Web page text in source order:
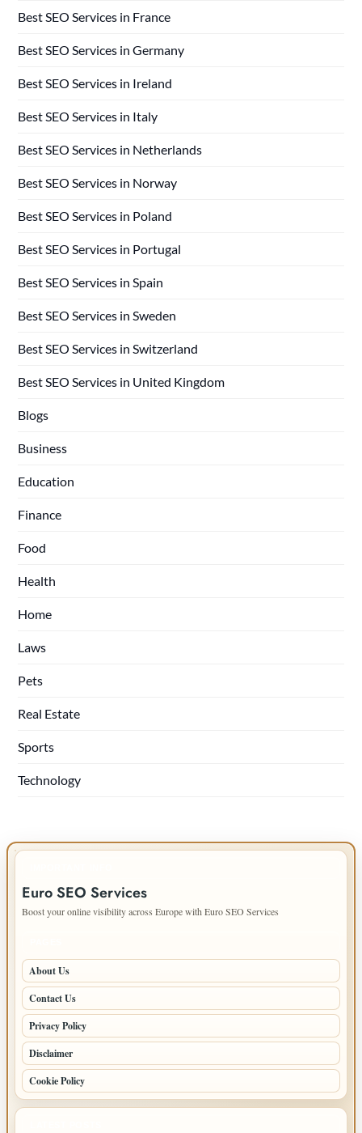
Best SEO Services in France
Best SEO Services in Germany
Best SEO Services in Ireland
Best SEO Services in Italy
Best SEO Services in Netherlands
Best SEO Services in Norway
Best SEO Services in Poland
Best SEO Services in Portugal
Best SEO Services in Spain
Best SEO Services in Sweden
Best SEO Services in Switzerland
Best SEO Services in United Kingdom
Blogs
Business
Education
Finance
Food
Health
Home
Laws
Pets
Real Estate
Sports
Technology
Euro SEO Services
Boost your online visibility across Europe with Euro SEO Services
About Us
Contact Us
Privacy Policy
Disclaimer
Cookie Policy